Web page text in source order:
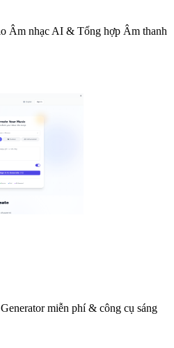
Âm nhạc AI & Tổng hợp Âm thanh
miễn phí & công cụ sáng